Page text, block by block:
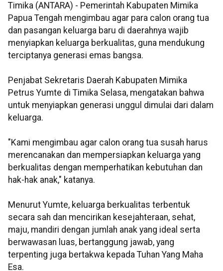
Timika (ANTARA) - Pemerintah Kabupaten Mimika
Papua Tengah mengimbau agar para calon orang tua
dan pasangan keluarga baru di daerahnya wajib
menyiapkan keluarga berkualitas, guna mendukung
terciptanya generasi emas bangsa.
Penjabat Sekretaris Daerah Kabupaten Mimika
Petrus Yumte di Timika Selasa, mengatakan bahwa
untuk menyiapkan generasi unggul dimulai dari dalam
keluarga.
"Kami mengimbau agar calon orang tua susah harus
merencanakan dan mempersiapkan keluarga yang
berkualitas dengan memperhatikan kebutuhan dan
hak-hak anak," katanya.
Menurut Yumte, keluarga berkualitas terbentuk
secara sah dan mencirikan kesejahteraan, sehat,
maju, mandiri dengan jumlah anak yang ideal serta
berwawasan luas, bertanggung jawab, yang
terpenting juga bertakwa kepada Tuhan Yang Maha
Esa.